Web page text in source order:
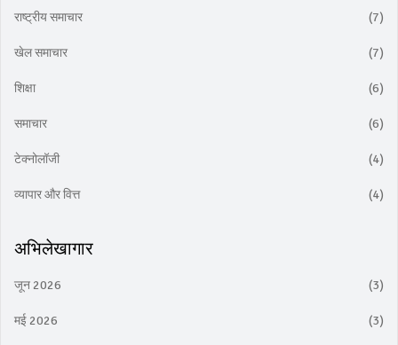
राष्ट्रीय समाचार (7)
खेल समाचार (7)
शिक्षा (6)
समाचार (6)
टेक्नोलॉजी (4)
व्यापार और वित्त (4)
अभिलेखागार
जून 2026 (3)
मई 2026 (3)